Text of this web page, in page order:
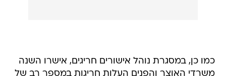
כמו כן, במסגרת נוהל אישורים חריגים, אישרו השנה
משרדי האוצר והפנים העלות חריגות במספר רב של